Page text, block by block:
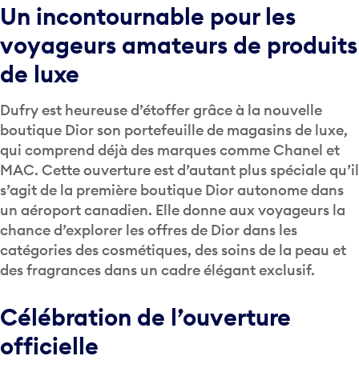
Un incontournable pour les
voyageurs amateurs de produits
de luxe
Dufry est heureuse d’étoffer grâce à la nouvelle
boutique Dior son portefeuille de magasins de luxe,
qui comprend déjà des marques comme Chanel et
MAC. Cette ouverture est d’autant plus spéciale qu’il
s’agit de la première boutique Dior autonome dans
un aéroport canadien. Elle donne aux voyageurs la
chance d’explorer les offres de Dior dans les
catégories des cosmétiques, des soins de la peau et
des fragrances dans un cadre élégant exclusif.
Célébration de l’ouverture
officielle